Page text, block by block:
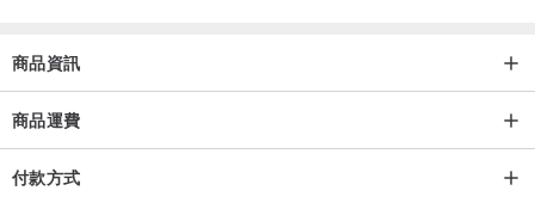
商品資訊
商品運費
付款方式